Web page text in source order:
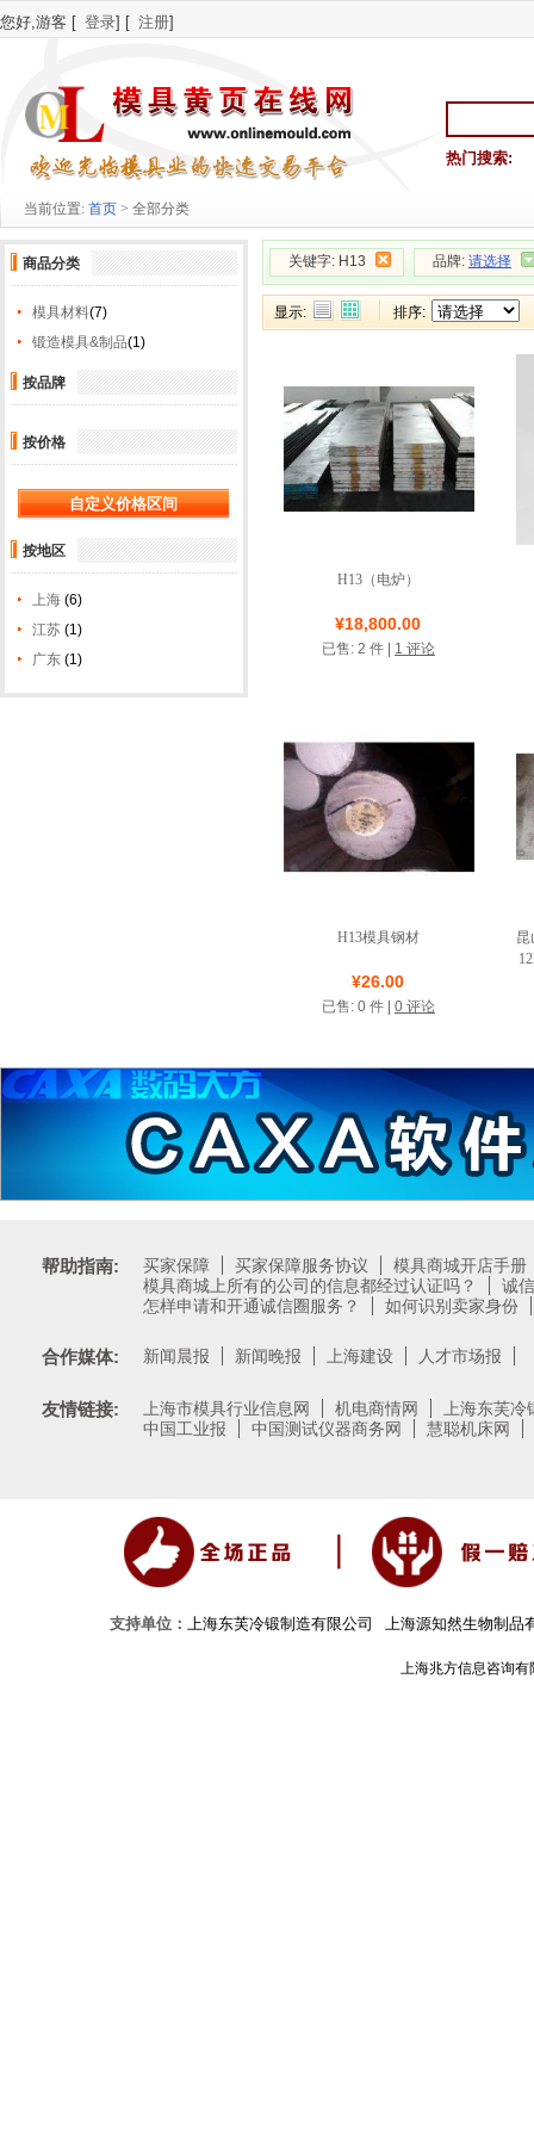
您好,游客 [ 登录] [ 注册]
热门搜索:
当前位置: 首页 > 全部分类
商品分类
模具材料(7)
锻造模具&制品(1)
按品牌
按价格
按地区
上海 (6)
江苏 (1)
广东 (1)
关键字: H13 品牌: 请选择
显示: 排序:
H13（电炉）
店铺名称: 上海台谊模具
材料有限公司
¥18,800.00
已售: 2 件 | 1 评论
H13模具钢材
店铺名称: 上海赫龙金属
材料有限公司
¥26.00
已售: 0 件 | 0 评论
昆
帮助指南: 买家保障 买家保障服务协议
模具商城开店手册
模具商城上所有的公司的信息都经过认证吗？
诚
怎样申请和开通诚信圈服务？
如何识别卖家身份
合作媒体: 新闻晨报 新闻晚报 上海建设 人才市场报
友情链接: 上海市模具行业信息网 机电商情网
上海东芙
中国工业报
中国测试仪器商务网 慧聪机床网
支持单位： 上海东芙冷锻制造有限公司 上海源知然生物制品
上海兆方信息咨询